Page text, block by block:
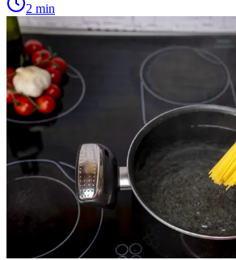
2 min